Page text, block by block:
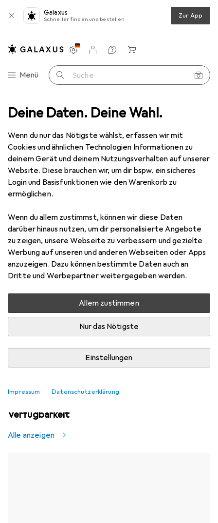
Deine Daten. Deine Wahl.
Wenn du nur das Nötigste wählst, erfassen wir mit
Cookies und ähnlichen Technologien Informationen zu
deinem Gerät und deinem Nutzungsverhalten auf unserer
Website. Diese brauchen wir, um dir bspw. ein sicheres
Login und Basisfunktionen wie den Warenkorb zu
ermöglichen.
Wenn du allem zustimmst, können wir diese Daten
darüber hinaus nutzen, um dir personalisierte Angebote
zu zeigen, unsere Webseite zu verbessern und gezielte
Werbung auf unseren und anderen Webseiten oder Apps
anzuzeigen. Dazu können bestimmte Daten auch an
Dritte und Werbepartner weitergegeben werden.
Allem zustimmen
Nur das Nötigste
Einstellungen
Impressum Datenschutzerklärung
Galaxus
Schneller finden und bestellen Zur App
Navigation nach Kategorien
Menü Suche
Einstellungen
Kundenkonto
Vergleichslisten
Merklisten
Warenkorb
Klettern Kletterhelm Grivel Duetto Kletterhelm
6 Bilder
Grivel Duetto Kletterhelm
53 - 60 cm
1
Bewertungen Marke
Mehr von Grivel
Aktuell nicht lieferbar
Benachrichtigen, wenn lieferbar
Vergleichen Merken
Verfügbarkeit
Alle anzeigen